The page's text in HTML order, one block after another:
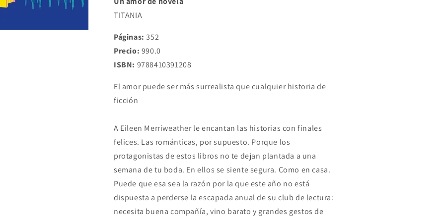
TITANIA
Páginas: 352
Precio: 990.0
ISBN: 9788410391208
El amor puede ser más surrealista que cualquier historia de
ficción
A Eileen Merriweather le encantan las historias con finales
felices. Las románticas, por supuesto. Porque los
protagonistas de estos libros no te dejan plantada a una
semana de tu boda. En ellos se siente segura. Como en casa.
Puede que esa sea la razón por la que este año no está
dispuesta a perderse la escapada anual de su club de lectura:
necesita buena compañía, vino barato y grandes gestos de